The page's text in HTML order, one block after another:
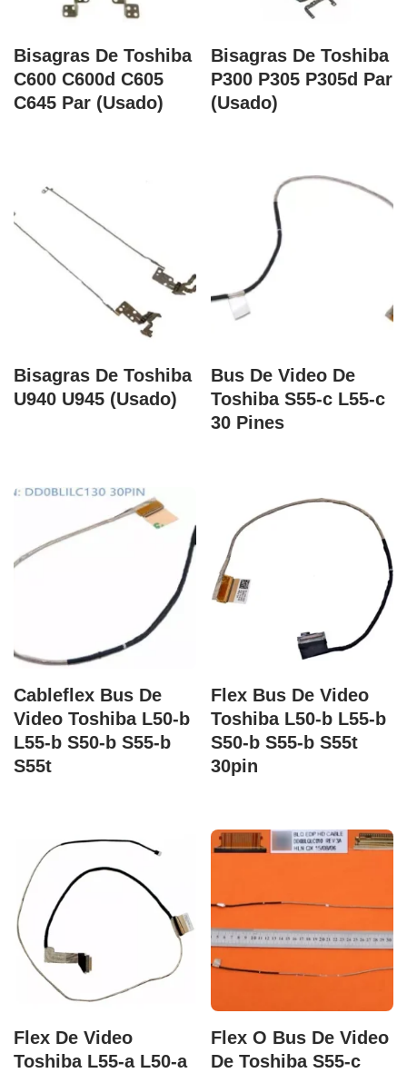
Bisagras De Toshiba
C600 C600d C605
C645 Par (Usado)
Bisagras De Toshiba
P300 P305 P305d Par
(Usado)
Bisagras De Toshiba
U940 U945 (Usado)
Bus De Video De
Toshiba S55-c L55-c
30 Pines
Cableflex Bus De
Video Toshiba L50-b
L55-b S50-b S55-b
S55t
Flex Bus De Video
Toshiba L50-b L55-b
S50-b S55-b S55t
30pin
Flex De Video
Toshiba L55-a L50-a
Flex O Bus De Video
De Toshiba S55-c